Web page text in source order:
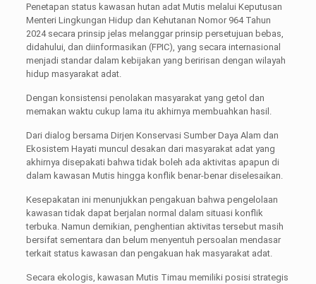
Penetapan status kawasan hutan adat Mutis melalui Keputusan
Menteri Lingkungan Hidup dan Kehutanan Nomor 964 Tahun
2024 secara prinsip jelas melanggar prinsip persetujuan bebas,
didahului, dan diinformasikan (FPIC), yang secara internasional
menjadi standar dalam kebijakan yang beririsan dengan wilayah
hidup masyarakat adat.
Dengan konsistensi penolakan masyarakat yang getol dan
memakan waktu cukup lama itu akhirnya membuahkan hasil.
Dari dialog bersama Dirjen Konservasi Sumber Daya Alam dan
Ekosistem Hayati muncul desakan dari masyarakat adat yang
akhirnya disepakati bahwa tidak boleh ada aktivitas apapun di
dalam kawasan Mutis hingga konflik benar-benar diselesaikan.
Kesepakatan ini menunjukkan pengakuan bahwa pengelolaan
kawasan tidak dapat berjalan normal dalam situasi konflik
terbuka. Namun demikian, penghentian aktivitas tersebut masih
bersifat sementara dan belum menyentuh persoalan mendasar
terkait status kawasan dan pengakuan hak masyarakat adat.
Secara ekologis, kawasan Mutis Timau memiliki posisi strategis